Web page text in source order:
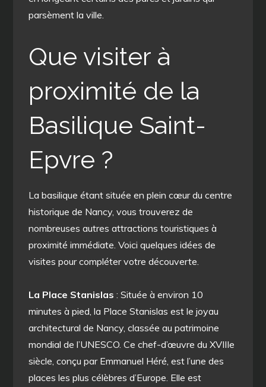
parsèment la ville.
Que visiter à
proximité de la
Basilique Saint-
Epvre ?
La basilique étant située en plein cœur du centre
historique de Nancy, vous trouverez de
nombreuses autres attractions touristiques à
proximité immédiate. Voici quelques idées de
visites pour compléter votre découverte.
La Place Stanislas : Située à environ 10
minutes à pied, la Place Stanislas est le joyau
architectural de Nancy, classée au patrimoine
mondial de l’UNESCO. Ce chef-d’œuvre du XVIIIe
siècle, conçu par Emmanuel Héré, est l’une des
places les plus célèbres d’Europe. Elle est